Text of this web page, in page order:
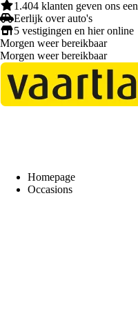
1.404 klanten geven ons een
Eerlijk over auto's
5 vestigingen en hieronline
Morgen weer bereikbaar
Morgen weer bereikbaar
Homepage
Occasions